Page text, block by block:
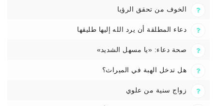
الخوف من تحقق الرؤيا
دعاء المطلقة أن يرد الله إليها طليقها
صحة دعاء: «يا مسهل الشديد»
هل تدخل الهبة في الميراث؟
زواج سنية من علوي